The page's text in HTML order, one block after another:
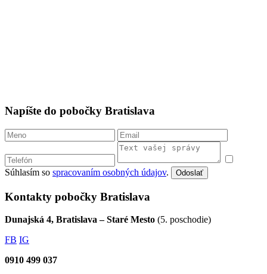
Napíšte do pobočky Bratislava
Súhlasím so spracovaním osobných údajov. Odoslať
Kontakty pobočky Bratislava
Dunajská 4, Bratislava – Staré Mesto (5. poschodie)
FB IG
0910 499 037